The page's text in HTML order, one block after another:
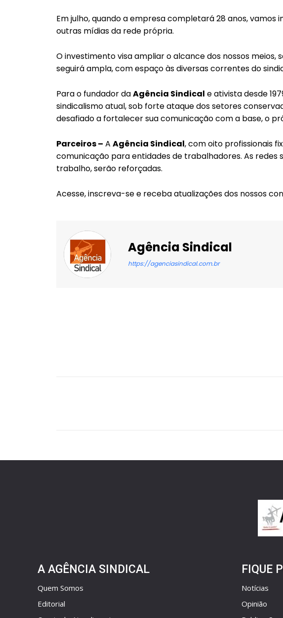
Em julho, quando a empresa completará 28 anos, vamos
outras mídias da rede própria.
O investimento visa ampliar o alcance dos nossos meios,
seguirá ampla, com espaço às diversas correntes do
Para o fundador daAgência Sindical e ativista desde
sindicalismo atual, sob forte ataque dos setores
desafiado a fortalecer sua comunicação com a base, o
Parceiros – A Agência Sindical, com oito profissionais
comunicação para entidades de trabalhadores. As redes
trabalho, serão reforçadas.
Acesse, inscreva-se e receba atualizações dos nossos
Agência Sindical
https://agenciasindical.com.br
A AGÊNCIA SINDICAL
Quem Somos
Editorial
FIQUE
Notícias
Opinião